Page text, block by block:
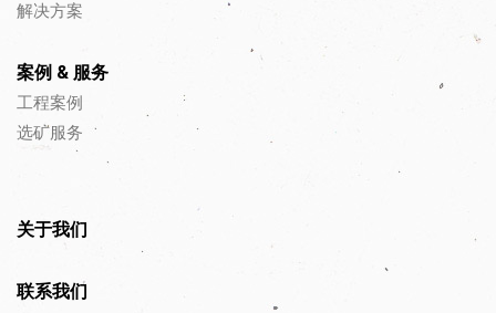
解决方案
案例 & 服务
工程案例
选矿服务
关于我们
联系我们